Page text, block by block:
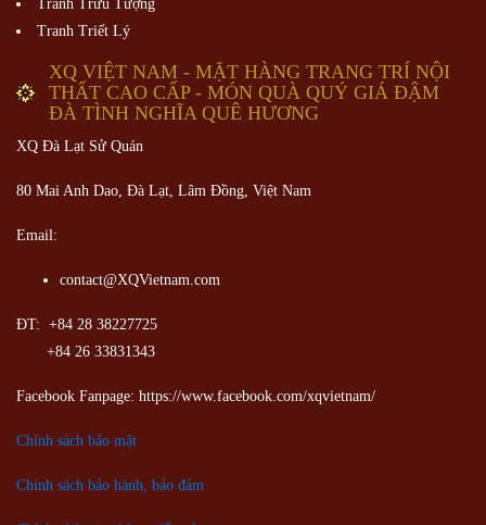
Tranh Trừu Tượng
Tranh Triết Lý
XQ VIỆT NAM - MẶT HÀNG TRANG TRÍ NỘI
THẤT CAO CẤP - MÓN QUÀ QUÝ GIÁ ĐẬM
ĐÀ TÌNH NGHĨA QUÊ HƯƠNG
XQ Đà Lạt Sử Quán
80 Mai Anh Dao, Đà Lạt, Lâm Đồng, Việt Nam
Email:
contact@XQVietnam.com
ĐT: +84 28 38227725
+84 26 33831343
Facebook Fanpage: https://www.facebook.com/xqvietnam/
Chính sách bảo mật
Chính sách bảo hành, bảo đảm